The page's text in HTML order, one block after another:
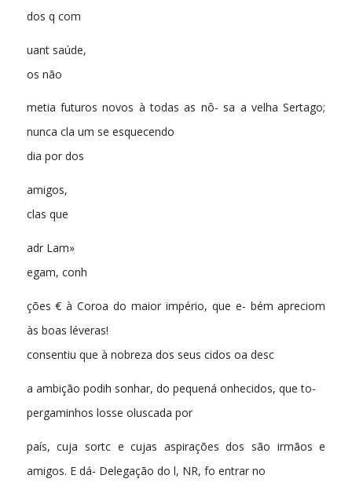
dos q com
uant saúde,
os não
metia futuros novos à todas as nô- sa a velha Sertago;
nunca cla um se esquecendo
dia por dos
amigos,
clas que
adr Lam»
egam, conh
ções € à Coroa do maior império, que e- bém apreciom
às boas léveras!
consentiu que à nobreza dos seus cidos oa desc
a ambição podih sonhar, do pequená onhecidos, que to-
pergaminhos losse oluscada por
país, cuja sortc e cujas aspirações dos são irmãos e
amigos. E dá- Delegação do l, NR, fo entrar no